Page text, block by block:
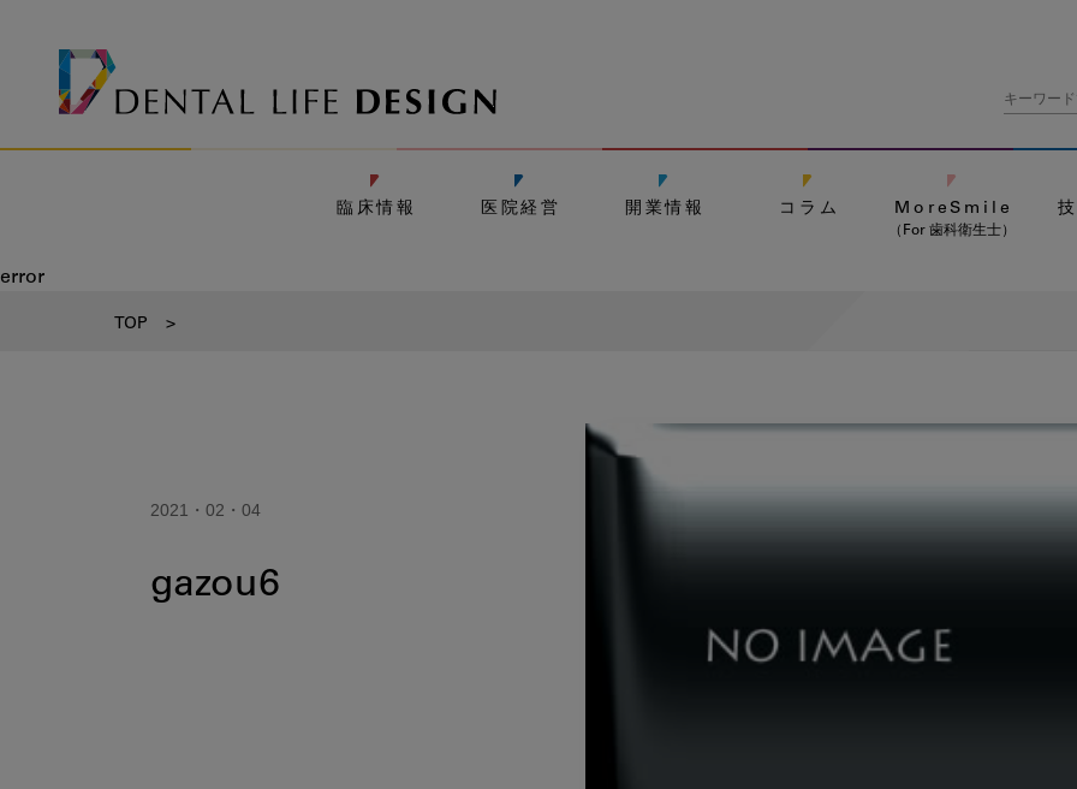
臨床情報 医院経営 開業情報 コラム MoreSmile
（For 歯科衛生士）
error
TOP >
2021・02・04
gazou6